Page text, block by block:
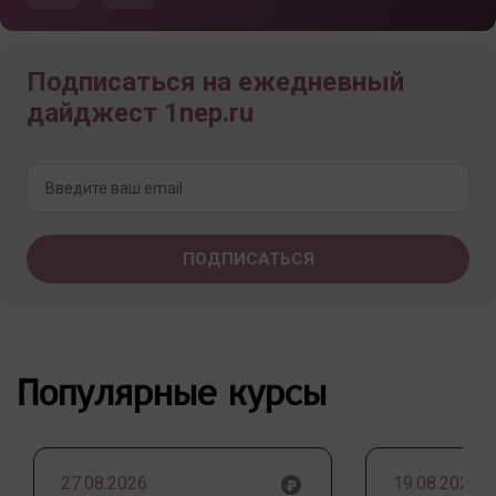
Подписаться на ежедневный
дайджест 1nep.ru
Популярные курсы
27.08.2026 19.08.2026